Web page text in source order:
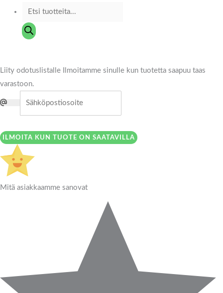
Liity odotuslistalle
Ilmoitamme sinulle kun tuotetta saapuu taas
varastoon.
ILMOITA KUN TUOTE ON SAATAVILLA
Mitä asiakkaamme sanovat